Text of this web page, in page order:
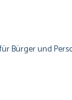
Bürger und